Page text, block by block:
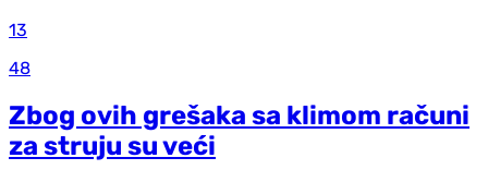
13
48
Zbog ovih grešaka sa klimom računi
za struju su veći